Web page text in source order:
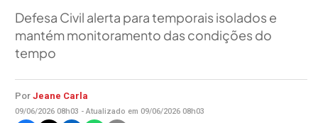
Defesa Civil alerta para temporais isolados e
mantém monitoramento das condições do
tempo
Por Jeane Carla
09/06/2026 08h03 - Atualizado em 09/06/2026 08h03